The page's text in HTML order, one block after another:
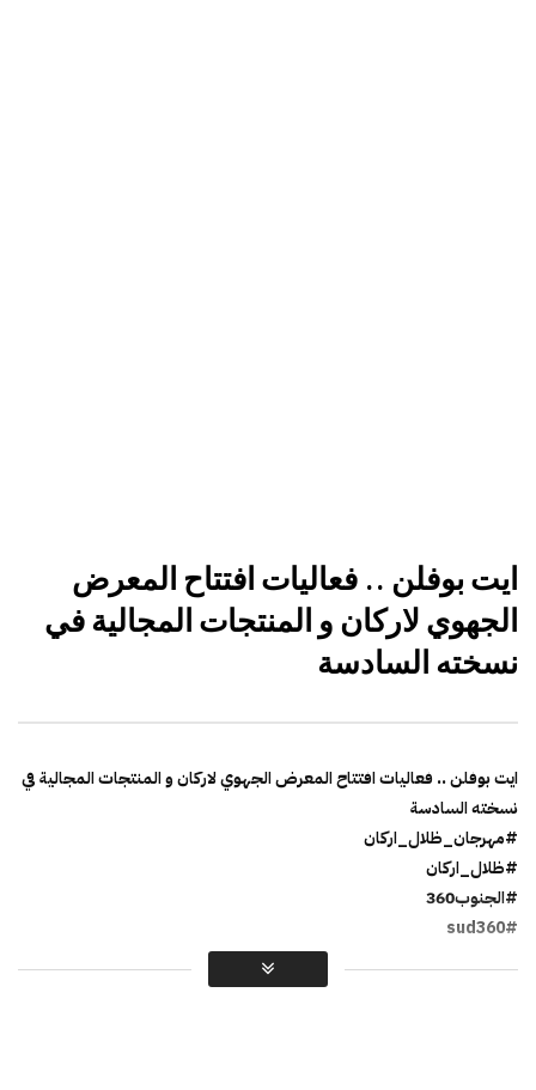
ايت بوفلن .. فعاليات افتتاح المعرض
الجهوي لاركان و المنتجات المجالية في
نسخته السادسة
ايت بوفلن .. فعاليات افتتاح المعرض الجهوي لاركان و المنتجات المجالية في
نسخته السادسة
#مهرجان_ظلال_اركان
#ظلال_اركان
#الجنوب360
#sud360